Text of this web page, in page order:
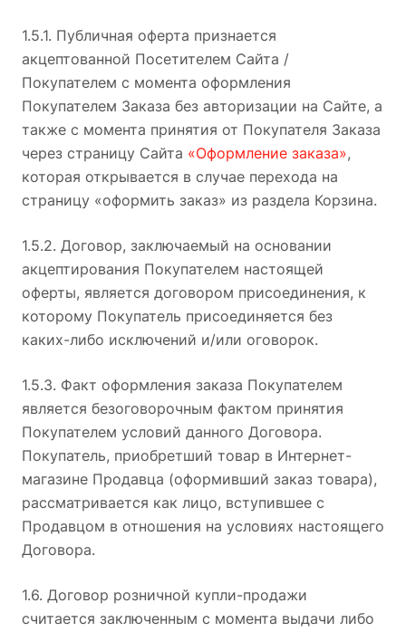
1.5.1. Публичная оферта признается
акцептованной Посетителем Сайта /
Покупателем с момента оформления
Покупателем Заказа без авторизации на Сайте, а
также с момента принятия от Покупателя Заказа
через страницу Сайта «Оформление заказа»,
которая открывается в случае перехода на
страницу «оформить заказ» из раздела Корзина.
1.5.2. Договор, заключаемый на основании
акцептирования Покупателем настоящей
оферты, является договором присоединения, к
которому Покупатель присоединяется без
каких-либо исключений и/или оговорок.
1.5.3. Факт оформления заказа Покупателем
является безоговорочным фактом принятия
Покупателем условий данного Договора.
Покупатель, приобретший товар в Интернет-
магазине Продавца (оформивший заказ товара),
рассматривается как лицо, вступившее с
Продавцом в отношения на условиях настоящего
Договора.
1.6. Договор розничной купли-продажи
считается заключенным с момента выдачи либо